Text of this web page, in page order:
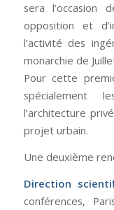
sera
opposition et
l’activité des
monarchie de
Pour cette
spécialement
l’architecture
projet urbain.
Une deuxième
Direction
conférences,